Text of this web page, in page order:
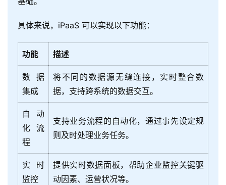
具体来说，iPaaS 可以实现以下功能：
功能 描述
数据
集成
将不同的数据源无缝连接，实时整合数
据，支持跨系统的数据交互。
自动
化流
程
支持业务流程的自动化，通过事先设定规
则及时处理业务任务。
实时
监控
提供实时数据面板，帮助企业监控关键驱
动因素、运营状况等。